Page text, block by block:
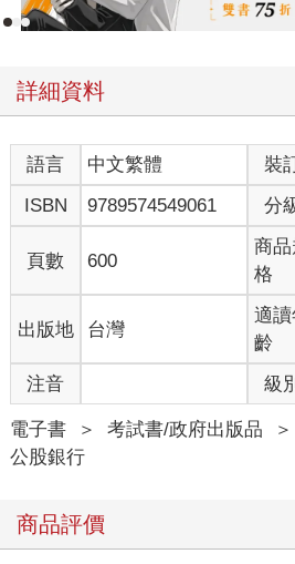
詳細資料
語言 中文繁體
裝
ISBN
9789574549061 分
頁數 600
商品
格
出版地 台灣
適
齡
注音 級
電子書 ＞ 考試書/政府出版品 ＞
公股銀行
商品評價